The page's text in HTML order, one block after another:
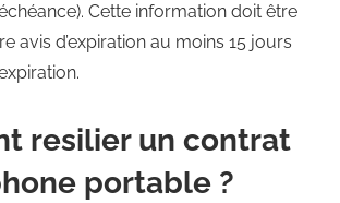
Cette information doit être
avis d’expiration au moins 15 jours
resilier un contrat
portable ?